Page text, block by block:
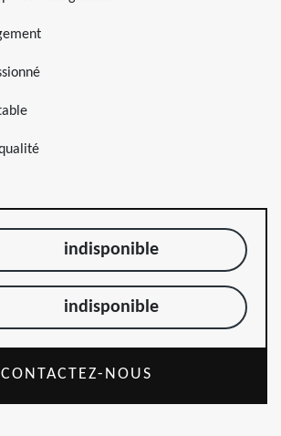
indisponible
indisponible
CONTACTEZ-NOUS